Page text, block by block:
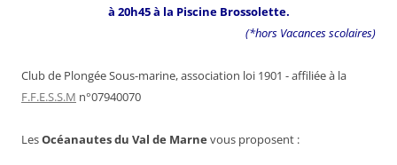
à 20h45 à la Piscine Brossolette.
(*hors Vacances scolaires)
Club de Plongée Sous-marine, association loi 1901 - affiliée à la
F.F.E.S.S.M n°07940070
LesOcéanautes du Val de Marne vous proposent :